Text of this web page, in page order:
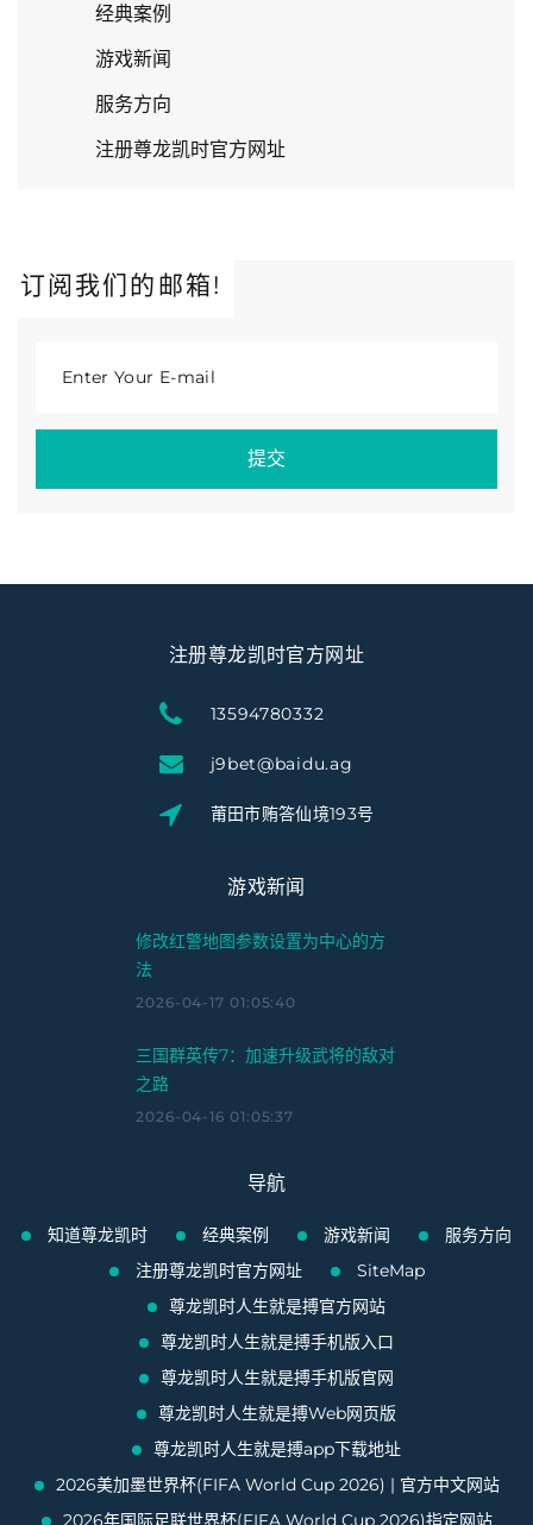
经典案例
游戏新闻
服务方向
注册尊龙凯时官方网址
订阅我们的邮箱!
Enter Your E-mail
提交
注册尊龙凯时官方网址
13594780332
j9bet@baidu.ag
莆田市贿答仙境193号
游戏新闻
修改红警地图参数设置为中心的方
法
2026-04-17 01:05:40
三国群英传7：加速升级武将的敌对
之路
2026-04-16 01:05:37
导航
知道尊龙凯时 经典案例 游戏新闻
服务方向
注册尊龙凯时官方网址
SiteMap
尊龙凯时人生就是搏官方网站
尊龙凯时人生就是搏手机版入口
尊龙凯时人生就是搏手机版官网
尊龙凯时人生就是搏Web网页版
尊龙凯时人生就是搏app下载地址
2026美加墨世界杯(FIFA World Cup 2026) | 官方中文网站
2026年国际足联世界杯(FIFA World Cup 2026)指定网站